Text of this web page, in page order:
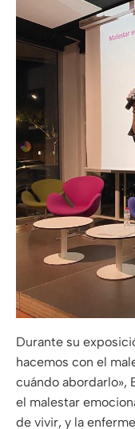
Durante su
hacemos con el
cuándo abordarlo»,
el malestar
de vivir, y la